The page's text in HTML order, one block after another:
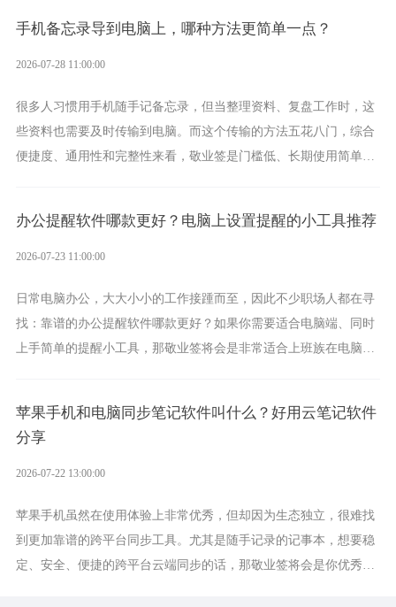
手机备忘录导到电脑上，哪种方法更简单一点？
2026-07-28 11:00:00
很多人习惯用手机随手记备忘录，但当整理资料、复盘工作时，这
些资料也需要及时传输到电脑。而这个传输的方法五花八门，综合
便捷度、通用性和完整性来看，敬业签是门槛低、长期使用简单的
办公提醒软件哪款更好？电脑上设置提醒的小工具推荐
2026-07-23 11:00:00
日常电脑办公，大大小小的工作接踵而至，因此不少职场人都在寻
找：靠谱的办公提醒软件哪款更好？如果你需要适合电脑端、同时
上手简单的提醒小工具，那敬业签将会是非常适合上班族在电脑上
苹果手机和电脑同步笔记软件叫什么？好用云笔记软件
分享
2026-07-22 13:00:00
苹果手机虽然在使用体验上非常优秀，但却因为生态独立，很难找
到更加靠谱的跨平台同步工具。尤其是随手记录的记事本，想要稳
定、安全、便捷的跨平台云端同步的话，那敬业签将会是你优秀的